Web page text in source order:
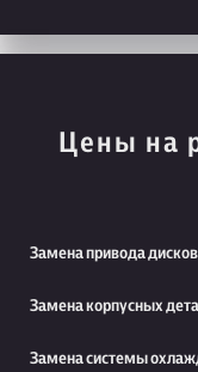
Цены на
Замена привода дисков
Замена корпусных
Замена системы